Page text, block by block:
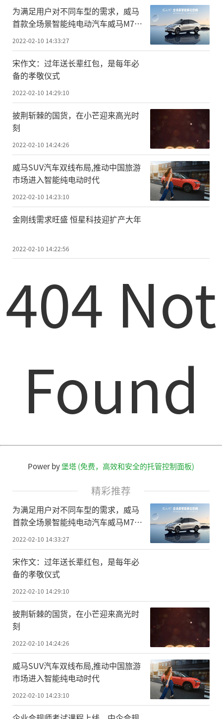
为满足用户对不同车型的需求，威马
首款全场景智能纯电动汽车威马M7推
出
2022-02-10 14:33:27
宋作文：过年送长辈红包，是每年必
备的孝敬仪式
2022-02-10 14:29:10
披荆斩棘的国货，在小芒迎来高光时
刻
2022-02-10 14:24:26
威马SUV汽车双线布局,推动中国旅游
市场进入智能纯电动时代
2022-02-10 14:23:10
金刚线需求旺盛 恒星科技迎扩产大年
2022-02-10 14:22:56
404 Not
Found
Power by堡塔 (免费，高效和安全的托管控制面板)
精彩推荐
为满足用户对不同车型的需求，威马
首款全场景智能纯电动汽车威马M7推
出
2022-02-10 14:33:27
宋作文：过年送长辈红包，是每年必
备的孝敬仪式
2022-02-10 14:29:10
披荆斩棘的国货，在小芒迎来高光时
刻
2022-02-10 14:24:26
威马SUV汽车双线布局,推动中国旅游
市场进入智能纯电动时代
2022-02-10 14:23:10